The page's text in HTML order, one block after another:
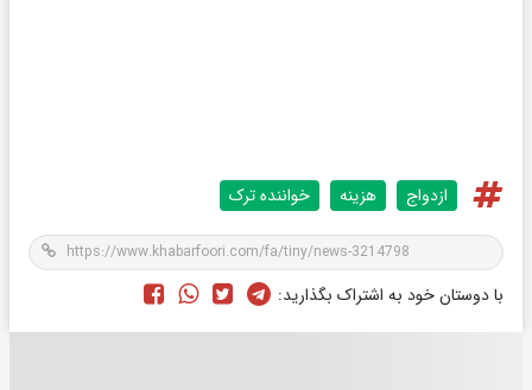
ازدواج هزینه خواننده ترک
با دوستان خود به اشتراک بگذارید: